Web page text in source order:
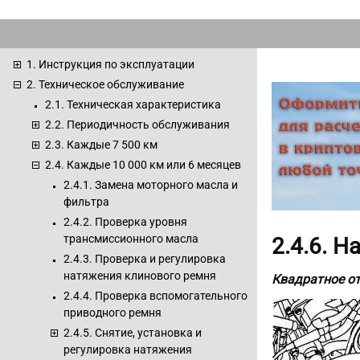
1. Инструкция по эксплуатации
2. Техническое обслуживание
2.1. Техническая характеристика
2.2. Периодичность обслуживания
2.3. Каждые 7 500 км
2.4. Каждые 10 000 км или 6 месяцев
2.4.1. Замена моторного масла и
фильтра
2.4.2. Проверка уровня
трансмиссионного масла
2.4.3. Проверка и регулировка
натяжения клинового ремня
2.4.4. Проверка вспомогательного
приводного ремня
2.4.5. Снятие, установка и
регулировка натяжения
2.4.6.
Квадратное